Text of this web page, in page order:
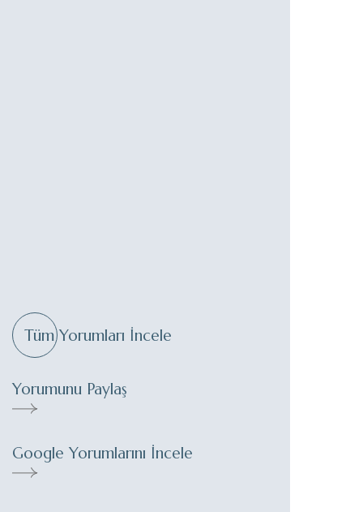
Tüm Yorumları İncele
Yorumunu Paylaş
Google Yorumlarını İncele